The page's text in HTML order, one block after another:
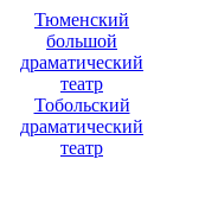
Тюменский
большой
драматический
театр
Тобольский
драматический
театр